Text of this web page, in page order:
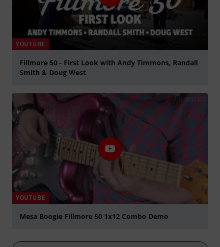
YOUTUBE
Fillmore 50 - First Look with Andy Timmons, Randall
Smith & Doug West
YOUTUBE
Mesa Boogie Fillmore 50 1x12 Combo Demo